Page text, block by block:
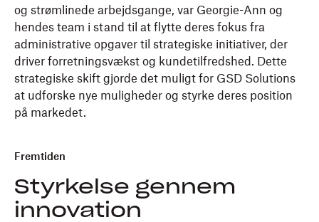
og strømlinede arbejdsgange, var Georgie-Ann og
hendes team i stand til at flytte deres fokus fra
administrative opgaver til strategiske initiativer, der
driver forretningsvækst og kundetilfredshed. Dette
strategiske skift gjorde det muligt for GSD Solutions
at udforske nye muligheder og styrke deres position
på markedet.
Fremtiden
Styrkelse gennem
innovation